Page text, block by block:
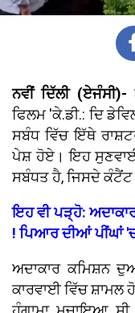
ਨਵੀਂ ਦਿੱਲੀ (ਏਜੰਸੀ)-
ਫਿਲਮ 'ਕੇ.ਡੀ.: ਦਿ
ਸਬੰਧ ਵਿੱਚ ਇੱਥੇ
ਪੇਸ਼ ਹੋਏ। ਇਹ
ਸਬੰਧਤ ਹੈ, ਜਿਸਦੇ
ਇਹ ਵੀ ਪੜ੍ਹੋ:
! ਪਿਆਰ ਦੀਆਂ ਪੀਂਘਾਂ
ਅਦਾਕਾਰ ਕਮਿਸ਼ਨ
ਕਾਰਵਾਈ ਵਿੱਚ ਸ਼ਾਮਲ